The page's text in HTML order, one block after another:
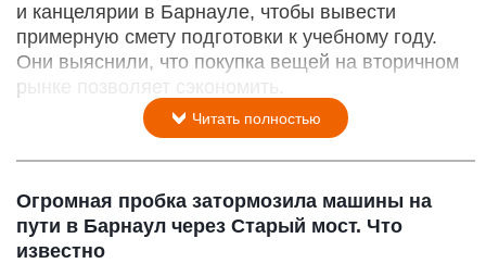
и канцелярии в Барнауле, чтобы вывести
примерную смету подготовки к учебному году.
Они выяснили, что покупка вещей на вторичном
рынке позволяет сэкономить.
Читать полностью
Огромная пробка затормозила машины на
пути в Барнаул через Старый мост. Что
известно